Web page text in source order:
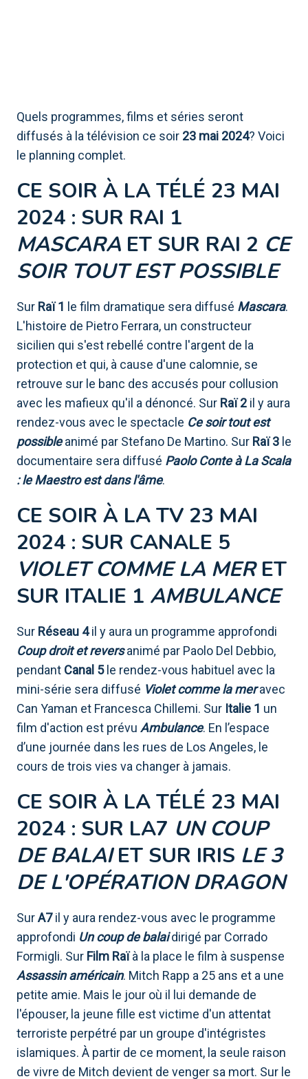
Quels programmes, films et séries seront
diffusés à la télévision ce soir 23 mai 2024? Voici
le planning complet.
CE SOIR À LA TÉLÉ 23 MAI
2024 : SUR RAI 1
MASCARA ET SUR RAI 2 CE
SOIR TOUT EST POSSIBLE
Sur Raï 1 le film dramatique sera diffusé Mascara.
L'histoire de Pietro Ferrara, un constructeur
sicilien qui s'est rebellé contre l'argent de la
protection et qui, à cause d'une calomnie, se
retrouve sur le banc des accusés pour collusion
avec les mafieux qu'il a dénoncé. Sur Raï 2 il y aura
rendez-vous avec le spectacle Ce soir tout est
possibleanimé par Stefano De Martino. Sur Raï 3 le
documentaire sera diffusé Paolo Conte à La Scala
: le Maestro est dans l'âme.
CE SOIR À LA TV 23 MAI
2024 : SUR CANALE 5
VIOLET COMME LA MER ET
SUR ITALIE 1 AMBULANCE
Sur Réseau 4il y aura un programme approfondi
Coup droit et reversanimé par Paolo Del Debbio,
pendant Canal 5le rendez-vous habituel avec la
mini-série sera diffusé Violet comme la meravec
Can Yaman et Francesca Chillemi. Sur Italie 1 un
film d'action est prévu Ambulance. En l’espace
d’une journée dans les rues de Los Angeles, le
cours de trois vies va changer à jamais.
CE SOIR À LA TÉLÉ 23 MAI
2024 : SUR LA7 UN COUP
DE BALAIET SUR IRIS LE 3
DE L'OPÉRATION DRAGON
SurA7il y aura rendez-vous avec le programme
approfondi Un coup de balaidirigé par Corrado
Formigli. Sur Film Raïà la place le film à suspense
Assassin américain. Mitch Rapp a 25 ans et a une
petite amie. Mais le jour où il lui demande de
l'épouser, la jeune fille est victime d'un attentat
terroriste perpétré par un groupe d'intégristes
islamiques. À partir de ce moment, la seule raison
de vivre de Mitch devient de venger sa mort. Sur le